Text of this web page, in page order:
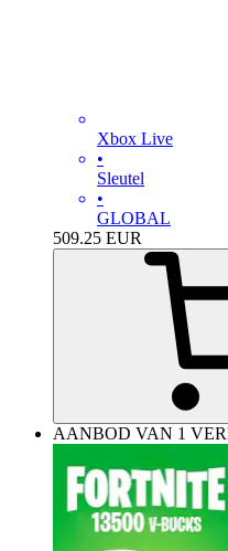
Xbox Live
•
Sleutel
•
GLOBAL
509.25 EUR
AANBOD VAN 1